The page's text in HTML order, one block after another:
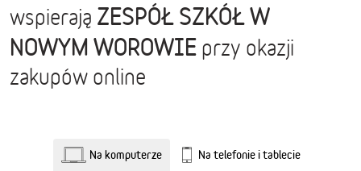
wspierają ZESPÓŁ SZKÓŁ W
NOWYM WOROWIE przy okazji
zakupów online
Na komputerze Na telefonie i tablecie